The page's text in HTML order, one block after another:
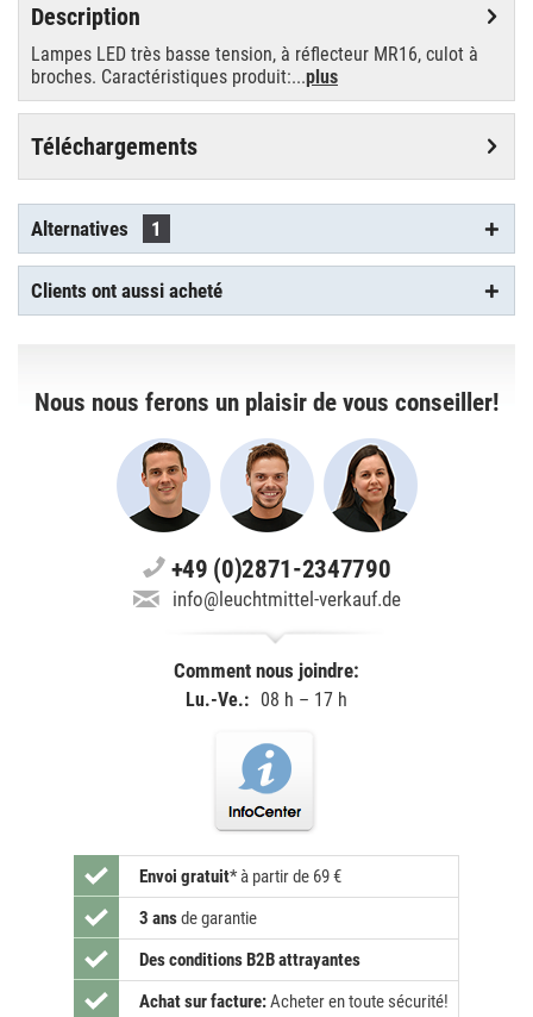
Description
Lampes LED très basse tension, à réflecteur MR16, culot à
broches. Caractéristiques produit:...plus
Téléchargements
Alternatives 1
Clients ont aussi acheté
Nous nous ferons un plaisir de vous conseiller!
+49 (0)2871-2347790
info@leuchtmittel-verkauf.de
Comment nous joindre:
Lu.-Ve.: 08 h – 17 h
Envoi gratuit* à partir de 69 €
3 ansde garantie
Des conditions B2B attrayantes
Achat sur facture:Acheter en toute sécurité!